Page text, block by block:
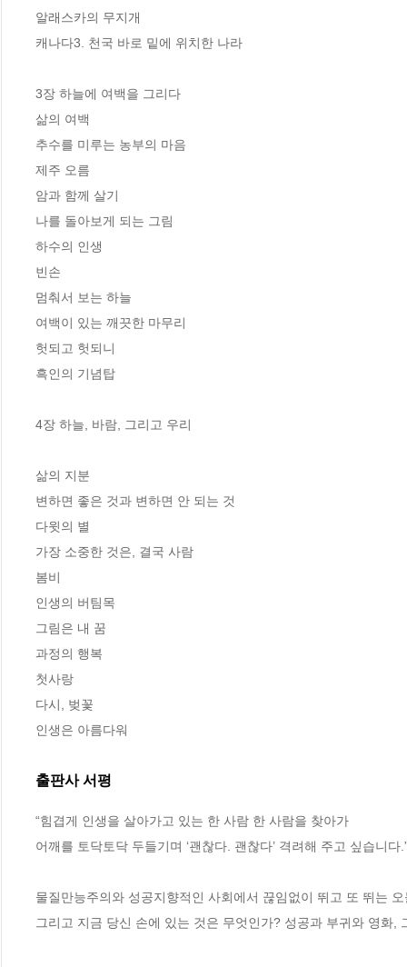
알래스카의 무지개
캐나다3. 천국 바로 밑에 위치한 나라
3장 하늘에 여백을 그리다
삶의 여백
추수를 미루는 농부의 마음
제주 오름
암과 함께 살기
나를 돌아보게 되는 그림
하수의 인생
빈손
멈춰서 보는 하늘
여백이 있는 깨끗한 마무리
헛되고 헛되니
흑인의 기념탑
4장 하늘, 바람, 그리고 우리
삶의 지분
변하면 좋은 것과 변하면 안 되는 것
다윗의 별
가장 소중한 것은, 결국 사람
봄비
인생의 버팀목
그림은 내 꿈
과정의 행복
첫사랑
다시, 벚꽃
인생은 아름다워
출판사 서평
“힘겹게 인생을 살아가고 있는 한 사람 한 사람을 찾아가
어깨를 토닥토닥 두들기며 ‘괜찮다. 괜찮다’ 격려해 주고 싶습니다
물질만능주의와 성공지향적인 사회에서 끊임없이 뛰고 또 뛰는
그리고 지금 당신 손에 있는 것은 무엇인가? 성공과 부귀와 영화,